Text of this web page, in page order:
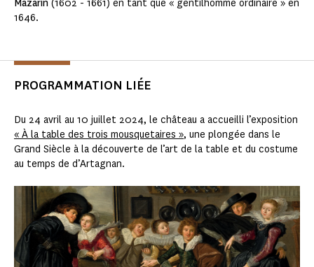
Mazarin (1602 - 1661) en tant que « gentilhomme ordinaire » en
1646.
PROGRAMMATION LIÉE
Du 24 avril au 10 juillet 2024, le château a accueilli l’exposition
« À la table des trois mousquetaires », une plongée dans le
Grand Siècle à la découverte de l’art de la table et du costume
au temps de d’Artagnan.